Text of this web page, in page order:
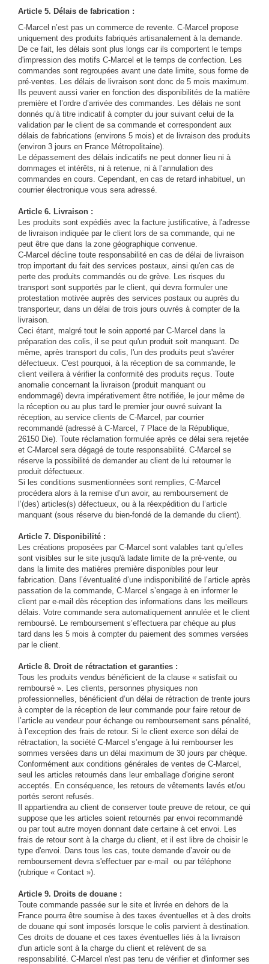
Article 5. Délais de fabrication :
C-Marcel n’est pas un commerce de revente. C-Marcel propose
uniquement des produits fabriqués artisanalement à la demande.
De ce fait, les délais sont plus longs car ils comportent le temps
d'impression des motifs C-Marcel et le temps de confection. Les
commandes sont regroupées avant une date limite, sous forme de
pré-ventes. Les délais de livraison sont donc de 5 mois maximum.
Ils peuvent aussi varier en fonction des disponibilités de la matière
première et l’ordre d’arrivée des commandes. Les délais ne sont
donnés qu’à titre indicatif à compter du jour suivant celui de la
validation par le client de sa commande et correspondent aux
délais de fabrications (environs 5 mois) et de livraison des produits
(environ 3 jours en France Métropolitaine).
Le dépassement des délais indicatifs ne peut donner lieu ni à
dommages et intérêts, ni à retenue, ni à l’annulation des
commandes en cours. Cependant, en cas de retard inhabituel, un
courrier électronique vous sera adressé.
Article 6. Livraison :
Les produits sont expédiés avec la facture justificative, à l'adresse
de livraison indiquée par le client lors de sa commande, qui ne
peut être que dans la zone géographique convenue.
C-Marcel décline toute responsabilité en cas de délai de livraison
trop important du fait des services postaux, ainsi qu'en cas de
perte des produits commandés ou de grève. Les risques du
transport sont supportés par le client, qui devra formuler une
protestation motivée auprès des services postaux ou auprès du
transporteur, dans un délai de trois jours ouvrés à compter de la
livraison.
Ceci étant, malgré tout le soin apporté par C-Marcel dans la
préparation des colis, il se peut qu'un produit soit manquant. De
même, après transport du colis, l'un des produits peut s'avérer
défectueux. C'est pourquoi, à la réception de sa commande, le
client veillera à vérifier la conformité des produits reçus. Toute
anomalie concernant la livraison (produit manquant ou
endommagé) devra impérativement être notifiée, le jour même de
la réception ou au plus tard le premier jour ouvré suivant la
réception, au service clients de C-Marcel, par courrier
recommandé (adressé à C-Marcel, 7 Place de la République,
26150 Die). Toute réclamation formulée après ce délai sera rejetée
et C-Marcel sera dégagé de toute responsabilité. C-Marcel se
réserve la possibilité de demander au client de lui retourner le
produit défectueux.
Si les conditions susmentionnées sont remplies, C-Marcel
procédera alors à la remise d’un avoir, au remboursement de
l’(des) articles(s) défectueux, ou à la réexpédition du l’article
manquant (sous réserve du bien-fondé de la demande du client).
Article 7. Disponibilité :
Les créations proposées par C-Marcel sont valables tant qu’elles
sont visibles sur le site jusqu'à ladate limite de la pré-vente, ou
dans la limite des matières première disponibles pour leur
fabrication. Dans l’éventualité d’une indisponibilité de l’article après
passation de la commande, C-Marcel s’engage à en informer le
client par e-mail dès réception des informations dans les meilleurs
délais. Votre commande sera automatiquement annulée et le client
remboursé. Le remboursement s’effectuera par chèque au plus
tard dans les 5 mois à compter du paiement des sommes versées
par le client.
Article 8. Droit de rétractation et garanties :
Tous les produits vendus bénéficient de la clause « satisfait ou
remboursé ». Les clients, personnes physiques non
professionnelles, bénéficient d’un délai de rétraction de trente jours
à compter de la réception de leur commande pour faire retour de
l’article au vendeur pour échange ou remboursement sans pénalité,
à l’exception des frais de retour. Si le client exerce son délai de
rétractation, la société C-Marcel s’engage à lui rembourser les
sommes versées dans un délai maximum de 30 jours par chèque.
Conformément aux conditions générales de ventes de C-Marcel,
seul les articles retournés dans leur emballage d'origine seront
acceptés. En conséquence, les retours de vêtements lavés et/ou
portés seront refusés.
Il appartiendra au client de conserver toute preuve de retour, ce qui
suppose que les articles soient retournés par envoi recommandé
ou par tout autre moyen donnant date certaine à cet envoi. Les
frais de retour sont à la charge du client, et il est libre de choisir le
type d'envoi. Dans tous les cas, toute demande d’avoir ou de
remboursement devra s'effectuer par e-mail ou par téléphone
(rubrique « Contact »).
Article 9. Droits de douane :
Toute commande passée sur le site et livrée en dehors de la
France pourra être soumise à des taxes éventuelles et à des droits
de douane qui sont imposés lorsque le colis parvient à destination.
Ces droits de douane et ces taxes éventuelles liés à la livraison
d'un article sont à la charge du client et relèvent de sa
responsabilité. C-Marcel n'est pas tenu de vérifier et d'informer ses